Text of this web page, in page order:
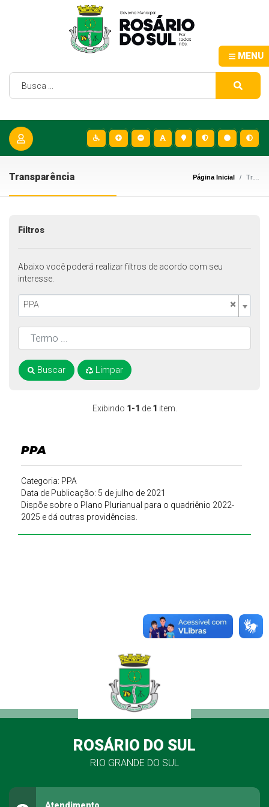
MENU
Transparência Página Inicial Transparência
Exibindo 1-1 de 1 item.
PPA
Categoria: PPA
Data de Publicação: 5 de julho de 2021
Dispõe sobre o Plano Plurianual para o quadriênio 2022-
2025 e dá outras providências.
Filtros
Abaixo você poderá realizar filtros de acordo com seu
interesse.
×
PPA
Buscar Limpar
ROSÁRIO DO SUL
RIO GRANDE DO SUL